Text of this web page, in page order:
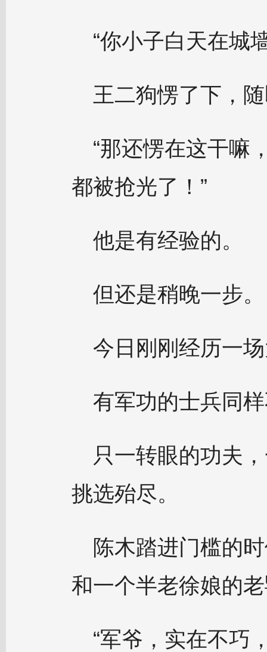
“你小子白天在城
王二狗愣了下，
“那还愣在这干嘛
都被抢光了！”
他是有经验的。
但还是稍晚一步。
今日刚刚经历一
有军功的士兵同
只一转眼的功夫
挑选殆尽。
陈木踏进门槛的
和一个半老徐娘的
“军爷，实在不巧